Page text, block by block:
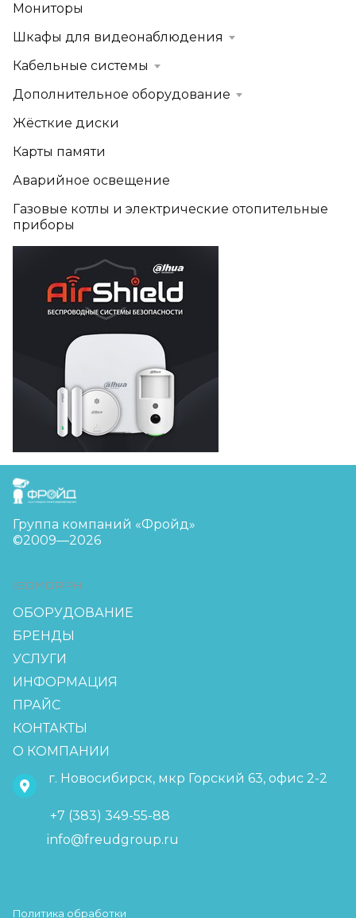
Мониторы
Шкафы для видеонаблюдения
Кабельные системы
Дополнительное оборудование
Жёсткие диски
Карты памяти
Аварийное освещение
Газовые котлы и электрические отопительные
приборы
FreudGroup
Группа компаний «Фройд»
©2009—2026
ISOMORPH
ОБОРУДОВАНИЕ
БРЕНДЫ
УСЛУГИ
ИНФОРМАЦИЯ
ПРАЙС
КОНТАКТЫ
О КОМПАНИИ
г. Новосибирск, мкр Горский 63, офис 2-2
+7 (383) 349-55-88
info@freudgroup.ru
Политика обработки